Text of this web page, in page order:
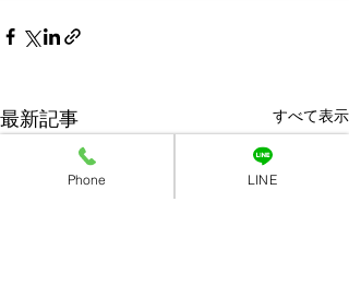
最新記事 すべて表示
Phone LINE